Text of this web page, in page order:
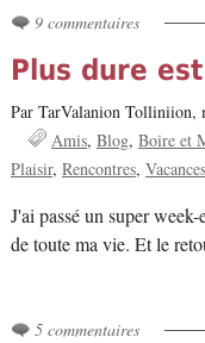
9 commentaires
Plus dure
Par TarValanion Tolliniion,
Amis Blog Boire et
Plaisir Rencontres Vacances
J'ai passé un super
de toute ma vie. Et le
5 commentaires